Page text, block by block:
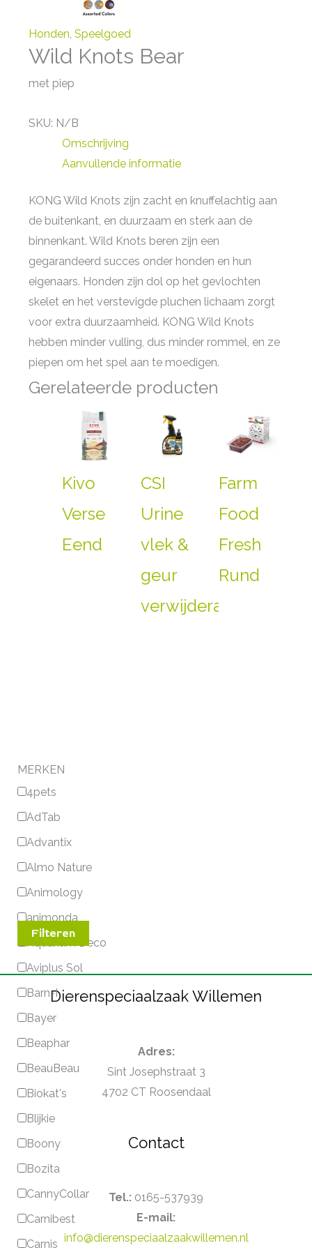
Honden Speelgoed
Wild Knots Bear
met piep
SKU: N/B
Omschrijving
Aanvullende informatie
KONG Wild Knots zijn zacht en knuffelachtig aan
de buitenkant, en duurzaam en sterk aan de
binnenkant. Wild Knots beren zijn een
gegarandeerd succes onder honden en hun
eigenaars. Honden zijn dol op het gevlochten
skelet en het verstevigde pluchen lichaam zorgt
voor extra duurzaamheid. KONG Wild Knots
hebben minder vulling, dus minder rommel, en ze
piepen om het spel aan te moedigen.
Gerelateerde producten
Kivo
Verse
Eend
CSI
Urine
vlek &
geur
verwijderaar
Farm
Food
Fresh
Rund
MERKEN
4pets
AdTab
Advantix
Almo Nature
Animology
animonda
Aquarium Deco
Aviplus Sol
Barn-I
Bayer
Beaphar
BeauBeau
Biokat's
Blijkie
Boony
Bozita
CannyCollar
Carnibest
Carnis
Filteren
Dierenspeciaalzaak Willemen
Adres:
Sint Josephstraat 3
4702 CT Roosendaal
Contact
Tel.: 0165-537939
E-mail:
info@dierenspeciaalzaakwillemen.nl